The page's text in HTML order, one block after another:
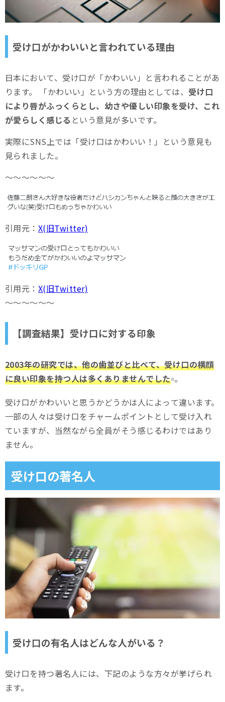
受け口がかわいいと言われている理由
日本において、受け口が「かわいい」と言われることがあ
ります。 「かわいい」という方の理由としては、 受け口
により唇がふっくらとし、幼さや優しい印象を受け、これ
が愛らしく感じる という意見が多いです。
実際にSNS上では「受け口はかわいい！」という意見も
見られました。
～～～～～～
引用元： X(旧Twitter)
引用元： X(旧Twitter)
～～～～～～
【調査結果】受け口に対する印象
2003年の研究では、他の歯並びと比べて、受け口の横顔
に良い印象を持つ人は多くありませんでした1) 。
受け口がかわいいと思うかどうかは人によって違います。
一部の人々は受け口をチャームポイントとして受け入れ
ていますが、当然ながら全員がそう感じるわけではあり
ません。
受け口の著名人
受け口の有名人はどんな人がいる？
受け口を持つ著名人には、下記のような方々が挙げられ
ます。